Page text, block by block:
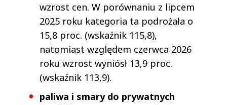
wzrost cen. W porównaniu z lipcem
2025 roku kategoria ta podrożała o
15,8 proc. (wskaźnik 115,8),
natomiast względem czerwca 2026
roku wzrost wyniósł 13,9 proc.
(wskaźnik 113,9).
paliwa i smary do prywatnych